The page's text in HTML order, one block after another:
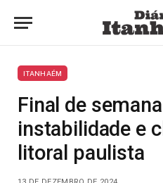
ITANHAÉM
Final de
instabilidade e
litoral paulista